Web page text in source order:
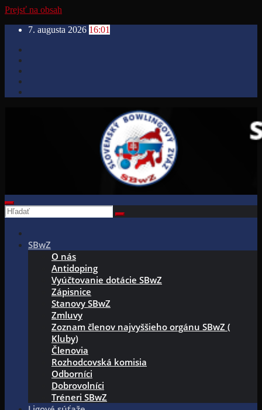
Prejsť na obsah
7. augusta 2026 16:01
SBwZ
O nás
Antidoping
Vyúčtovanie dotácie SBwZ
Zápisnice
Stanovy SBwZ
Zmluvy
Zoznam členov najvyššieho orgánu SBwZ (
Kluby)
Členovia
Rozhodcovská komisia
Odborníci
Dobrovolníci
Tréneri SBwZ